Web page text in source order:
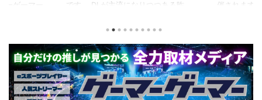
なりつつある昨
タイトルを独自に
ました。（類似し
にくいゲーム、長
番ゲーム） 注目
NIGHTMARES-
催されます。 東日本予選（福島
選（神奈川県）の優勝者3名が決勝大
仕様。ご当地キャラクターによる対戦
も見られるとのことなので、家族で楽
しめるイベントになっているようで
す。 ちなみに、ゲストのプロレスラ
ーである蝶野正洋さんは今年60歳に
セガ
ファ
や編
クな
売さ
要チ